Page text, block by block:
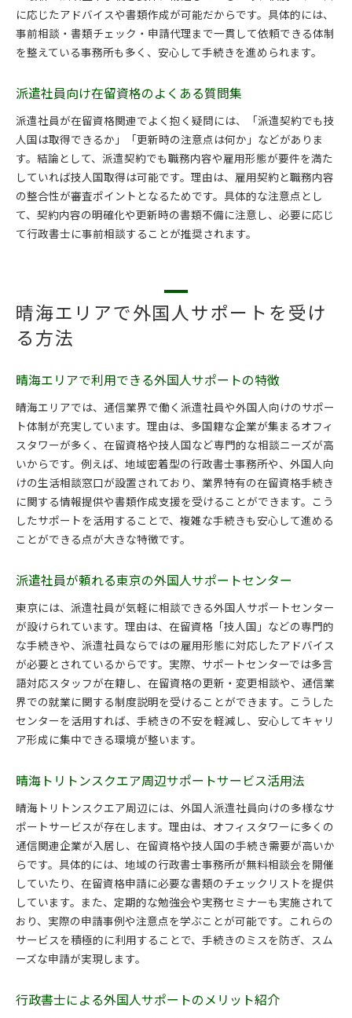
に応じたアドバイスや書類作成が可能だからです。具体的には、
事前相談・書類チェック・申請代理まで一貫して依頼できる体制
を整えている事務所も多く、安心して手続きを進められます。
派遣社員向け在留資格のよくある質問集
派遣社員が在留資格関連でよく抱く疑問には、「派遣契約でも技
人国は取得できるか」「更新時の注意点は何か」などがありま
す。結論として、派遣契約でも職務内容や雇用形態が要件を満た
していれば技人国取得は可能です。理由は、雇用契約と職務内容
の整合性が審査ポイントとなるためです。具体的な注意点とし
て、契約内容の明確化や更新時の書類不備に注意し、必要に応じ
て行政書士に事前相談することが推奨されます。
晴海エリアで外国人サポートを受け
る方法
晴海エリアで利用できる外国人サポートの特徴
晴海エリアでは、通信業界で働く派遣社員や外国人向けのサポー
ト体制が充実しています。理由は、多国籍な企業が集まるオフィ
スタワーが多く、在留資格や技人国など専門的な相談ニーズが高
いからです。例えば、地域密着型の行政書士事務所や、外国人向
けの生活相談窓口が設置されており、業界特有の在留資格手続き
に関する情報提供や書類作成支援を受けることができます。こう
したサポートを活用することで、複雑な手続きも安心して進める
ことができる点が大きな特徴です。
派遣社員が頼れる東京の外国人サポートセンター
東京には、派遣社員が気軽に相談できる外国人サポートセンター
が設けられています。理由は、在留資格「技人国」などの専門的
な手続きや、派遣社員ならではの雇用形態に対応したアドバイス
が必要とされているからです。実際、サポートセンターでは多言
語対応スタッフが在籍し、在留資格の更新・変更相談や、通信業
界での就業に関する制度説明を受けることができます。こうした
センターを活用すれば、手続きの不安を軽減し、安心してキャリ
ア形成に集中できる環境が整います。
晴海トリトンスクエア周辺サポートサービス活用法
晴海トリトンスクエア周辺には、外国人派遣社員向けの多様なサ
ポートサービスが存在します。理由は、オフィスタワーに多くの
通信関連企業が入居し、在留資格や技人国の手続き需要が高いか
らです。具体的には、地域の行政書士事務所が無料相談会を開催
していたり、在留資格申請に必要な書類のチェックリストを提供
しています。また、定期的な勉強会や実務セミナーも実施されて
おり、実際の申請事例や注意点を学ぶことが可能です。これらの
サービスを積極的に利用することで、手続きのミスを防ぎ、スム
ーズな申請が実現します。
行政書士による外国人サポートのメリット紹介